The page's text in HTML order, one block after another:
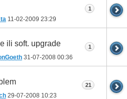
11-02-2009 23:29
1
ili soft. upgrade
31-07-2008 00:36
1
29-07-2008 10:23
21